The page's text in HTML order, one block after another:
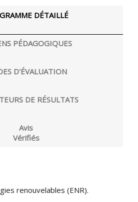
DÉTAILLÉ
PÉDAGOGIQUES
D'ÉVALUATION
DE RÉSULTATS
Avis
Vérifiés
renouvelables (ENR).